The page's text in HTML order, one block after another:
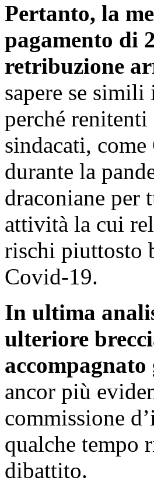
Pertanto, la
pagamento di
retribuzione
sapere se
perché
sindacati,
durante la
draconiane
attività la cui
rischi piuttosto
Covid-19.
In ultima
ulteriore
ancor più
commissione
qualche tempo
dibattito.